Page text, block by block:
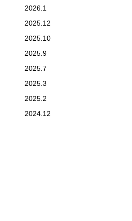
2026.1
2025.12
2025.10
2025.9
2025.7
2025.3
2025.2
2024.12